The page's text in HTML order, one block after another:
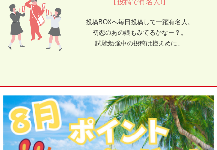
【投稿で有名人!】
投稿BOXへ毎日投稿して一躍有名人。
初恋のあの娘もみてるかなー？。
試験勉強中の投稿は控えめに。